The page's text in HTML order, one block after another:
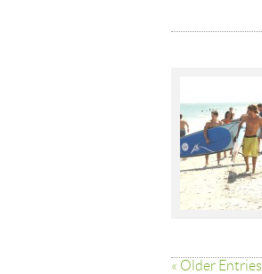
« Older Entries